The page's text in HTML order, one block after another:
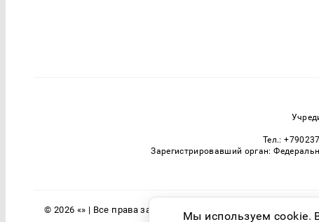
Тел.:
Зарегистрировавший орган:
© 2026 «» | Все права защищеныМы используем cookie.